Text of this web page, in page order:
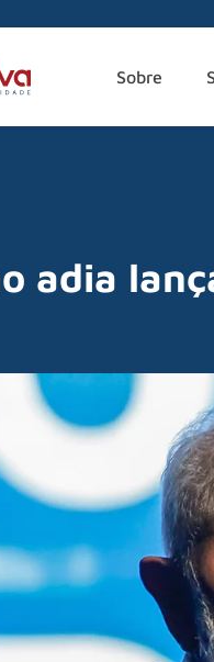
Sobre
adia